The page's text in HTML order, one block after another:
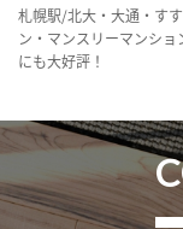
札幌駅/北大・大通・す
ン・マンスリーマンシ
にも大好評！